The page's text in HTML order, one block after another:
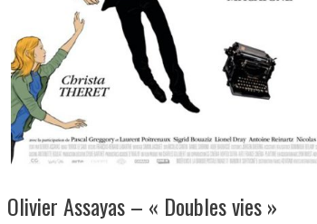
Olivier Assayas – « Doubles vies »